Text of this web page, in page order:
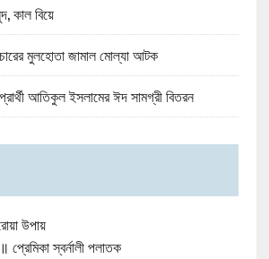
কাল বিয়ে
মুলহোতা জামাল মোল্যা আটক
আতিকুল ইসলামের ঈদ সামগ্রী বিতরন
উপায়
স্বর্নালী পলাতক